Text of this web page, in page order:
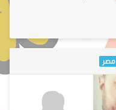
مصر